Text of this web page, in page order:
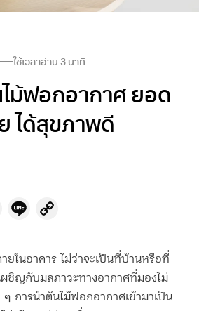
ใช้เวลาอ่าน 3 นาที
ม้ฟอกอากาศ ยอด
ได้สุขภาพดี
Twitter
Line
ยในอาคาร ไม่ว่าจะเป็นที่บ้านหรือที่
ผชิญกับมลภาวะทางอากาศที่มองไม่
ๆ การนำต้นไม้ฟอกอากาศเข้ามาเป็น